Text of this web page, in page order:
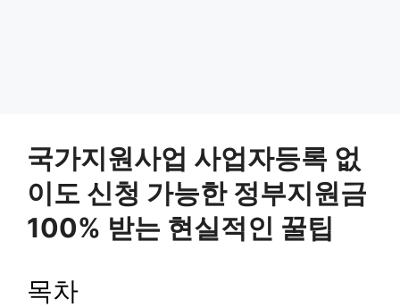
국가지원사업 사업자등록 없
이도 신청 가능한 정부지원금
100% 받는 현실적인 꿀팁
목차